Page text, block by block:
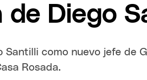
de Diego
Santilli como nuevo jefe de
Rosada.